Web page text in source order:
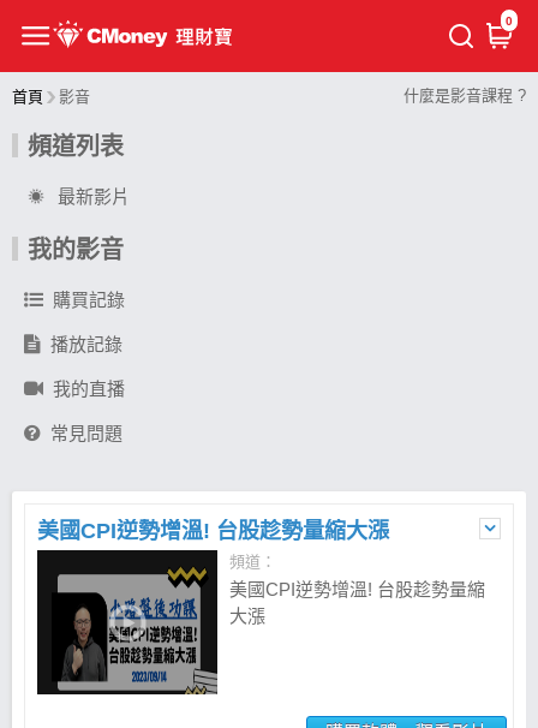
0
首頁 影音 什麼是影音課程 ?
頻道列表
最新影片
我的影音
購買記錄
播放記錄
我的直播
常見問題
美國CPI逆勢增溫! 台股趁勢量縮大漲
頻道：
美國CPI逆勢增溫! 台股趁勢量縮
大漲